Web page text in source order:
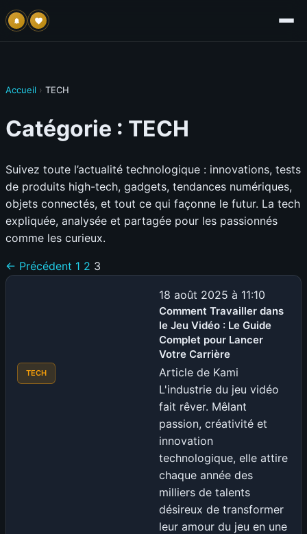
Accueil › TECH
Catégorie : TECH
Suivez toute l’actualité technologique : innovations, tests
de produits high-tech, gadgets, tendances numériques,
objets connectés, et tout ce qui façonne le futur. La tech
expliquée, analysée et partagée pour les passionnés
comme les curieux.
← Précédent 1 2 3
TECH
18 août 2025 à 11:10
Comment Travailler dans
le Jeu Vidéo : Le Guide
Complet pour Lancer
Votre Carrière
Article de Kami
L'industrie du jeu vidéo
fait rêver. Mêlant
passion, créativité et
innovation
technologique, elle attire
chaque année des
milliers de talents
désireux de transformer
leur amour du jeu en une